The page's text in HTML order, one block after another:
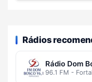
Rádios
Rádio Dom
96.1 FM -